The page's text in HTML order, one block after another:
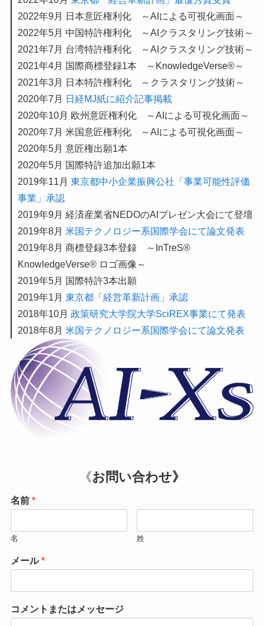
2022年9月 日本意匠権利化 ～AIによる可視化画面～
2022年5月 中国特許権利化 ～AIクラスタリング技術～
2021年7月 台湾特許権利化 ～AIクラスタリング技術～
2021年4月 国際商標登録1本 ～KnowledgeVerse®～
2021年3月 日本特許権利化 ～クラスタリング技術～
2020年7月
日経MJ紙に紹介記事掲載
2020年10月 欧州意匠権利化 ～AIによる可視化画面～
2020年7月 米国意匠権利化 ～AIによる可視化画面～
2020年5月 意匠権出願1本
2020年5月 国際特許追加出願1本
2019年11月 東京都中小企業振興公社「事業可能性評価
事業」承認
2019年9月 経済産業省NEDOのAIプレゼン大会にて登壇
2019年8月 米国テクノロジー系国際学会にて論文発表
2019年8月 商標登録3本登録 ～InTreS®
KnowledgeVerse® ロゴ画像～
2019年5月 国際特許3本出願
2019年1月 東京都「経営革新計画」承認
2018年10月 政策研究大学院大学SciREX事業にて発表
2018年8月 米国テクノロジー系国際学会にて論文発表
《お問い合わせ》
名前 *
名 姓
メール*
コメントまたはメッセージ